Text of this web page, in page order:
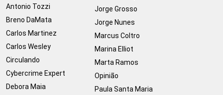
Antonio Tozzi
Breno DaMata
Carlos Martinez
Carlos Wesley
Circulando
Cybercrime Expert
Debora Maia
Jorge Grosso
Jorge Nunes
Marcus Coltro
Marina Elliot
Marta Ramos
Opinião
Paula Santa Maria